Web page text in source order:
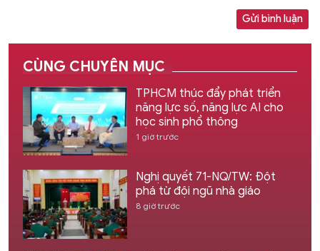
Gửi bình luận
CÙNG CHUYÊN MỤC
TPHCM thúc đẩy phát triển
năng lực số, năng lực AI cho
học sinh phổ thông
1 giờ trước
Nghị quyết 71-NQ/TW: Đột
phá từ đội ngũ nhà giáo
8 giờ trước